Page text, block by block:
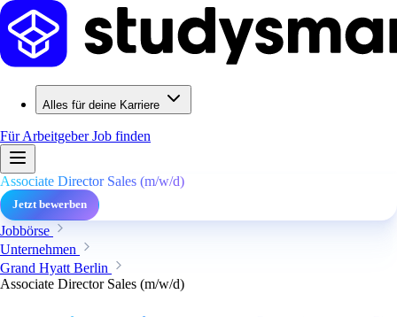
Alles für deine Karriere
Für ArbeitgeberJob finden
Associate Director Sales (m/w/d)
Jetzt bewerben
Jobbörse
Unternehmen
Grand Hyatt Berlin
Associate Director Sales (m/w/d)